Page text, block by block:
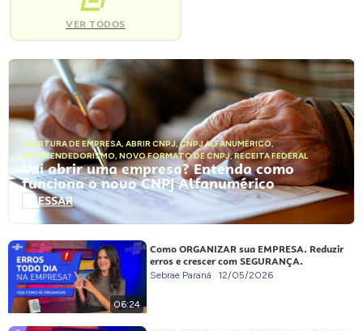
VER TODOS
ABERTURA DE EMPRESA, ABRIR CNPJ,CNPJ ALFANUMÉRICO,
EMPREENDEDORISMO, NOVO FORMATO DE CNPJ,RECEITA FEDERAL
Vai abrir uma empresa? Entenda como
funciona o novo CNPJ Alfanumérico
ACESSAR
06:24
Como ORGANIZAR sua EMPRESA. Reduzir
erros e crescer com SEGURANÇA.
Sebrae Paraná 12/05/2026